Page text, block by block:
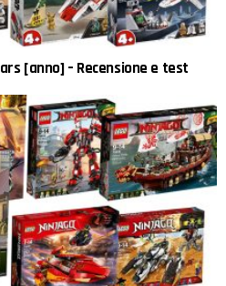
[anno] – Recensione e test